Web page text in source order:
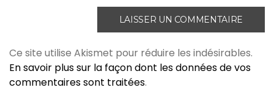
Ce site utilise Akismet pour réduire les indésirables.
En savoir plus sur la façon dont les données de vos
commentaires sont traitées.